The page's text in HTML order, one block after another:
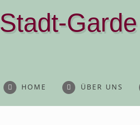
Stadt-
HOME ÜBER UNS